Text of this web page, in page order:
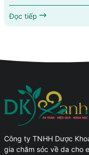
biểu là bác sĩ, điều
không khí trang trọng
dự đồng hành với vai
Đọc tiếp
Công ty TNHH Dược
gia chăm sóc về da cho